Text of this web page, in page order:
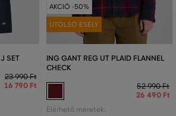
SET
23 990 Ft
16 790 Ft
AKCIÓ -50%
UTOLSÓ ESÉLY
ING GANT REG UT PLAID FLANNEL
CHECK
52 990 Ft
26 490 Ft
Elérhető méretek: